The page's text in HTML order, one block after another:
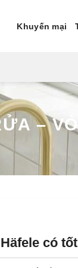
Khuyến mại
–
có